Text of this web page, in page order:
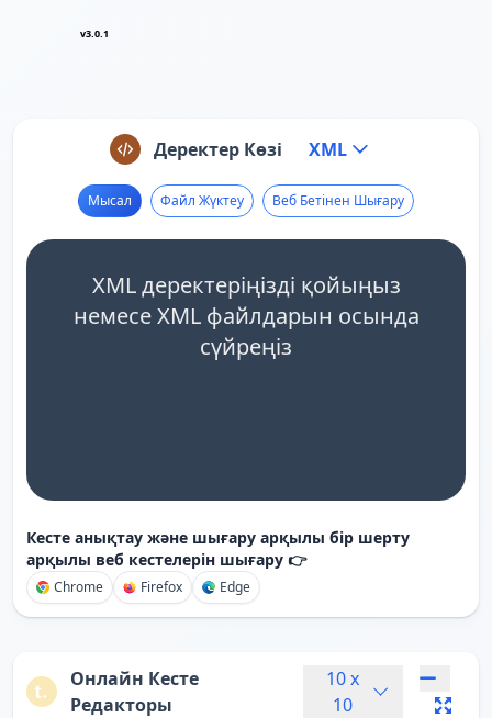
v3.0.1
Деректер Көзі XML
Мысал Файл Жүктеу Веб Бетінен Шығару
XML деректеріңізді қойыңыз
немесе XML файлдарын осында
сүйреңіз
Кесте анықтау және шығару арқылы бір шерту
арқылы веб кестелерін шығару 👉
Chrome Firefox Edge
Онлайн Кесте
Редакторы
10x
10